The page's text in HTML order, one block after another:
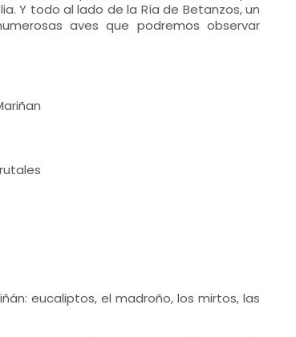
Y todo al lado de la Ría de Betanzos, un
aves que podremos observar
eucaliptos, el madroño, los mirtos, las